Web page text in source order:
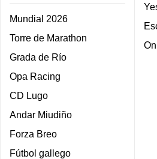
Mundial 2026
Torre de Marathon
Grada de Río
Opa Racing
CD Lugo
Andar Miudiño
Forza Breo
Fútbol gallego